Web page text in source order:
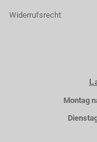
Widerrufsrecht
Montag